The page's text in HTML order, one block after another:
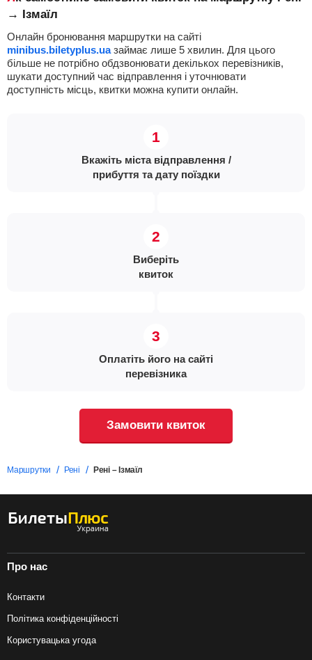
→ Ізмаїл
Онлайн бронювання маршрутки на сайті
minibus.biletyplus.uaзаймає лише 5 хвилин. Для цього
більше не потрібно обдзвонювати декількох перевізників,
шукати доступний час відправлення і уточнювати
доступність місць, квитки можна купити онлайн.
Вкажіть міста відправлення /
прибуття та дату поїздки
Виберіть
квиток
Оплатіть його на сайті
перевізника
Замовити квиток
Маршрутки Рені Рені – Ізмаїл
Про нас
Контакти
Політика конфіденційності
Користувацька угода